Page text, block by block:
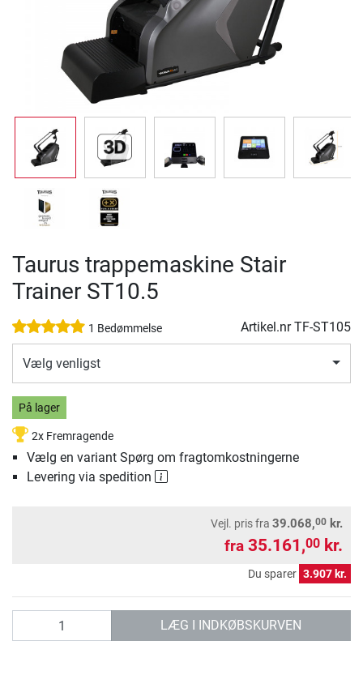
Taurus trappemaskine Stair
Trainer ST10.5
1 Bedømmelse Artikel.nrTF-ST105
Vælg venligst
På lager
2x Fremragende
Vælg en variant Spørg om fragtomkostningerne
Levering via spedition
Vejl. prisfra 39.068,00 kr.
fra 35.161,00 kr.
Du sparer 3.907 kr.
LÆG I INDKØBSKURVEN